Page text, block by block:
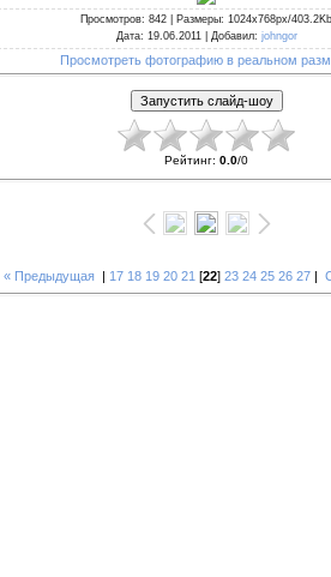
Просмотров: 842 | Размеры: 1024x768px/403.2Kb
Дата: 19.06.2011 | Добавил: johngor
Просмотреть фотографию в реальном
Рейтинг: 0.0/0
« Предыдущая | 17 18 19 20 21 [22] 23 24 25 26 27 |